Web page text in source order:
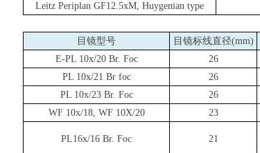
Leitz Periplan GF12.5xM, Huygenian type
目镜型号 目镜标线直径(mm)
E-PL 10x/20 Br. Foc
26
PL 10x/21 Br foc
26
PL 10x/23 Br. Foc
26
WF 10x/18, WF 10X/20
23
PL16x/16 Br. Foc 21